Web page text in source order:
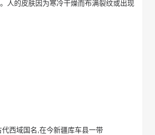
人的皮肤因为寒冷干燥而布满裂纹或出现
代西域国名,在今新疆库车县一带